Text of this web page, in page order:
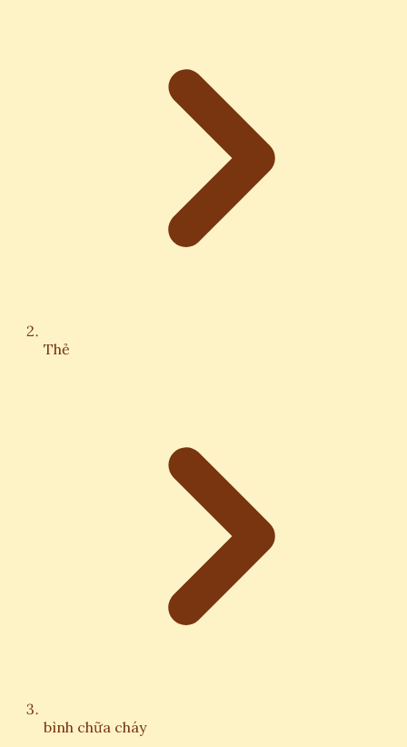
Thẻ
bình chữa cháy